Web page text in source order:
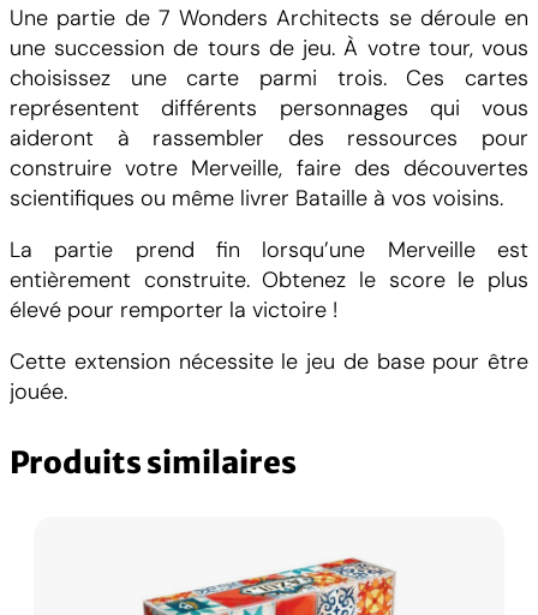
Une partie de 7 Wonders Architects se déroule en
une succession de tours de jeu. À votre tour, vous
choisissez une carte parmi trois. Ces cartes
représentent différents personnages qui vous
aideront à rassembler des ressources pour
construire votre Merveille, faire des découvertes
scientifiques ou même livrer Bataille à vos voisins.
La partie prend fin lorsqu’une Merveille est
entièrement construite. Obtenez le score le plus
élevé pour remporter la victoire !
Cette extension nécessite le jeu de base pour être
jouée.
Produits similaires